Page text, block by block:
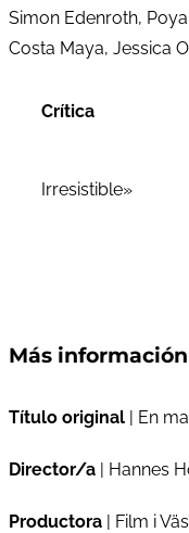
Simon Edenroth,
Costa Maya, Jessica
Crítica
Irresistible»
Más información
Título original | En
Director/a | Hannes
Productora | Film i